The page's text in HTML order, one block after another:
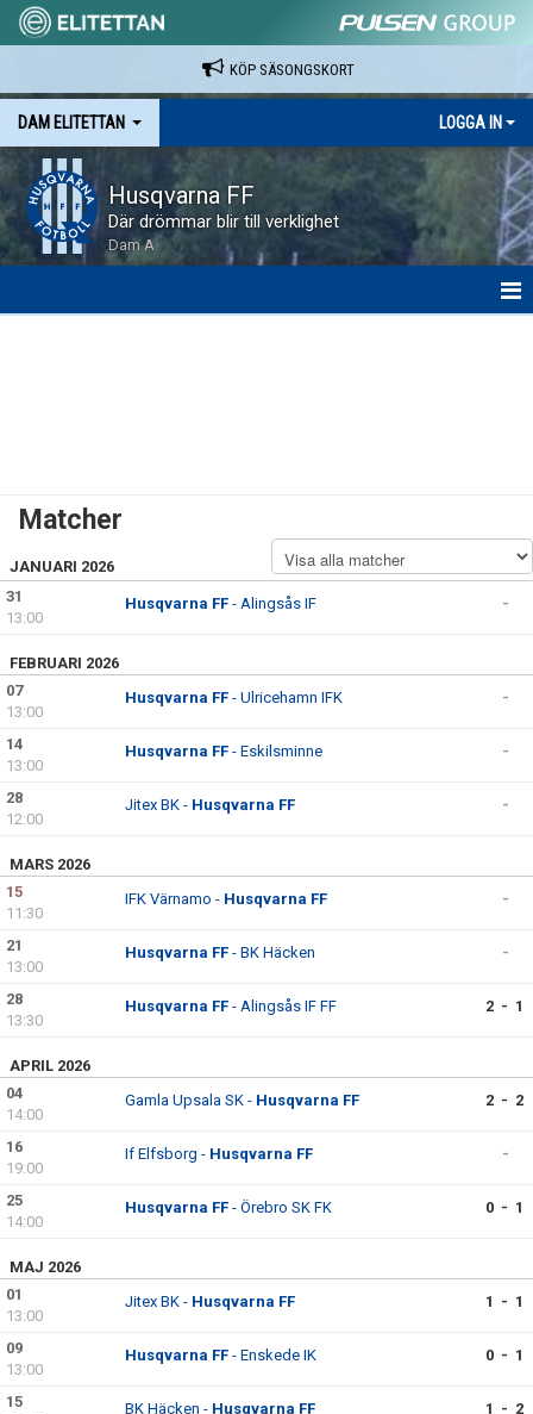
KÖP SÄSONGSKORT
DAM ELITETTAN LOGGA IN
Husqvarna FF
Där drömmar blir till verklighet
Dam A
DOKUMENT
MATCHER
SPONSORHUSET
Matcher
JANUARI 2026
31
13:00
Husqvarna FF - Alingsås IF -
FEBRUARI 2026
07
13:00
Husqvarna FF - Ulricehamn IFK -
14
13:00
Husqvarna FF - Eskilsminne -
28
12:00
Jitex BK - Husqvarna FF -
MARS 2026
15
11:30
IFK Värnamo - Husqvarna FF -
21
13:00
Husqvarna FF - BK Häcken -
28
13:30
Husqvarna FF - Alingsås IF FF 2 - 1
APRIL 2026
04
14:00
Gamla Upsala SK - Husqvarna FF 2 - 2
16
19:00
If Elfsborg - Husqvarna FF -
25
14:00
Husqvarna FF - Örebro SK FK 0 - 1
MAJ 2026
01
13:00
Jitex BK - Husqvarna FF 1 - 1
09
13:00
Husqvarna FF - Enskede IK 0 - 1
15
BK Häcken - Husqvarna FF 1 - 2